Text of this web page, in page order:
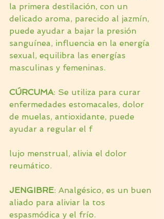
la primera destilación, con un
delicado aroma, parecido al jazmín,
puede ayudar a bajar la presión
sanguínea, influencia en la energía
sexual, equilibra las energías
masculinas y femeninas.
CÚRCUMA: Se utiliza para curar
enfermedades estomacales, dolor
de muelas, antioxidante, puede
ayudar a regular el f
lujo menstrual, alivia el dolor
reumático.
JENGIBRE: Analgésico, es un buen
aliado para aliviar la tos
espasmódica y el frío.